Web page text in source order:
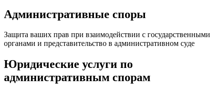
Административные споры
Защита ваших прав при взаимодействии с государственными
органами и представительство в административном суде
Юридические услуги по
административным спорам